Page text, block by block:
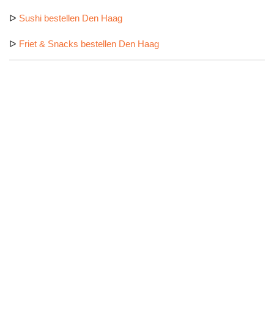
ᐅ Sushi bestellen Den Haag
ᐅ Friet & Snacks bestellen Den Haag